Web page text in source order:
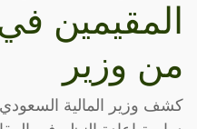
المقيمين
من وزير
كشف وزير المالية